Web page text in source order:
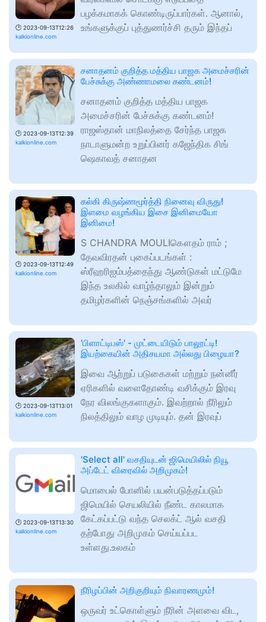
🕑 2023-09-13T12:26
kalkionline.com
பழக்கமாகக் கொண்டிருப்பார்கள். ஆனால்,
உங்களுக்குப் புத்துணர்ச்சி தரும் இந்தப்
🕑 2023-09-13T12:39
kalkionline.com
சனாதனம் குறித்த மத்திய பாஜக அமைச்சரின்
பேச்சுக்கு அண்ணாமலை கண்டனம்!
சனாதனம் குறித்த மத்திய பாஜக
அமைச்சரின் பேச்சுக்கு கண்டனம்!
ராஜஸ்தான் மாநிலத்தை சேர்ந்த பாஜக
நாடாளுமன்ற உறுப்பினர் கஜேந்திக சிங்
ஷெகாவத் சனாதன
🕑 2023-09-13T12:49
kalkionline.com
கல்கி கிருஷ்ணமூர்த்தி நினைவு விருது!
இளமை வழங்கிய இசை இனிமையோ
இனிமை!
S CHANDRA MOULIகௌதம் ராம் ;
தேவவிரதன் புகைப்படங்கள் :
ஸ்ரீஹரிஐம்பத்தைந்து ஆண்டுகள் மட்டுமே
இந்த உலகில் வாழ்ந்தாலும் இன்றும்
தமிழர்களின் நெஞ்சங்களில் அவர்
🕑 2023-09-13T13:01
kalkionline.com
'பிளாட்டிபஸ்' - முட்டையிடும் பாலூட்டி!
இயற்கையின் அதிசயமா அல்லது பிழையா?
இவை ஆற்றுப் படுகைகள் மற்றும் நன்னீர்
ஏரிகளில் வளைதோண்டி வசிக்கும் இரவு
நேர விலங்குகளாகும். இவற்றால் நீரிலும்
நிலத்திலும் வாழ முடியும். தன் இரவுப்
🕑 2023-09-13T13:30
kalkionline.com
'Select all' வசதியுடன் ஜிமெயிலில் நியூ
அப்டேட் விரைவில் அறிமுகம்!
மொபைல் போனில் பயன்படுத்தப்படும்
ஜிமெயில் செயலியில் நீண்ட காலமாக
கேட்கப்பட்டு வந்த செலக்ட் ஆல் வசதி
தற்போது அறிமுகம் செய்யப்பட
உள்ளது.உலகம்
நீரிழப்பின் அறிகுறியும் நிவாரணமும்!
ஒருவர் உட்கொள்ளும் நீரின் அளவை விட,